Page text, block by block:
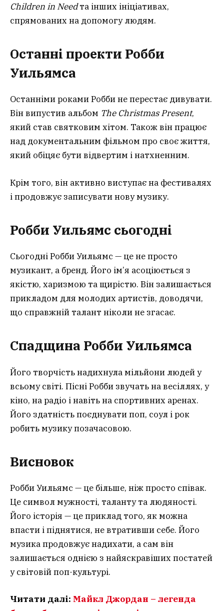
Children in Needта інших ініціативах,
спрямованих на допомогу людям.
Останні проекти Робби
Уильямса
Останніми роками Робби не перестає дивувати.
Він випустив альбом The Christmas Present,
який став святковим хітом. Також він працює
над документальним фільмом про своє життя,
який обіцяє бути відвертим і натхненним.
Крім того, він активно виступає на фестивалях
і продовжує записувати нову музику.
Робби Уильямс сьогодні
Сьогодні Робби Уильямс — це не просто
музикант, а бренд. Його ім’я асоціюється з
якістю, харизмою та щирістю. Він залишається
прикладом для молодих артистів, доводячи,
що справжній талант ніколи не згасає.
Спадщина Робби Уильямса
Його творчість надихнула мільйони людей у
всьому світі. Пісні Робби звучать на весіллях, у
кіно, на радіо і навіть на спортивних аренах.
Його здатність поєднувати поп, соул і рок
робить музику позачасовою.
Висновок
Робби Уильямс — це більше, ніж просто співак.
Це символ мужності, таланту та людяності.
Його історія — це приклад того, як можна
впасти і піднятися, не втративши себе. Його
музика продовжує надихати, а сам він
залишається однією з найяскравіших постатей
у світовій поп-культурі.
Читати далі: Майкл Джордан – легенда